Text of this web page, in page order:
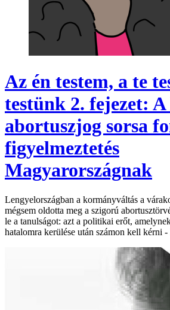
Az én testem, a te
testünk 2. fejezet: A
abortuszjog sorsa
figyelmeztetés
Magyarországnak
Lengyelországban a kormányváltás a
mégsem oldotta meg a szigorú
le a tanulságot: azt a politikai erőt,
hatalomra kerülése után számon kell kérni